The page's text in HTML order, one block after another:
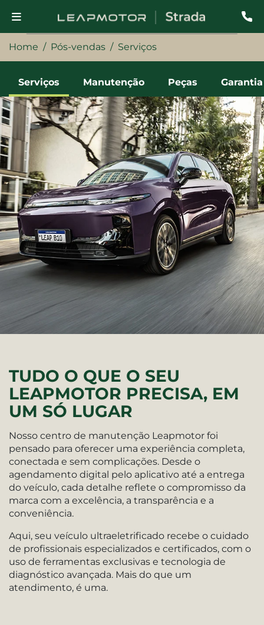
Home Pós-vendas Serviços
Manutenção Peças
Serviços Garantia
TUDO O QUE O SEU
LEAPMOTOR PRECISA, EM
UM SÓ LUGAR
Nosso centro de manutenção Leapmotor foi
pensado para oferecer uma experiência completa,
conectada e sem complicações. Desde o
agendamento digital pelo aplicativo até a entrega
do veículo, cada detalhe reflete o compromisso da
marca com a excelência, a transparência e a
conveniência.
Aqui, seu veículo ultraeletrificado recebe o cuidado
de profissionais especializados e certificados, com o
uso de ferramentas exclusivas e tecnologia de
diagnóstico avançada. Mais do que um
atendimento, é uma.